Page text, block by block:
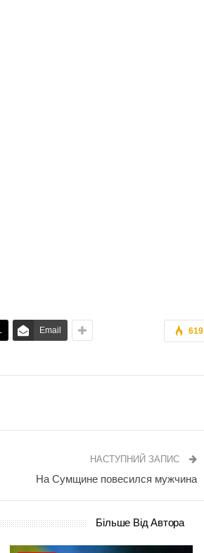
619
Email
НАСТУПНИЙ ЗАПИС
На Сумщине повесился мужчина
Більше Від Автора